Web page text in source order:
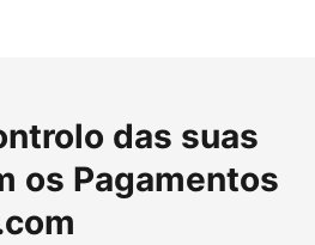
das suas
os Pagamentos